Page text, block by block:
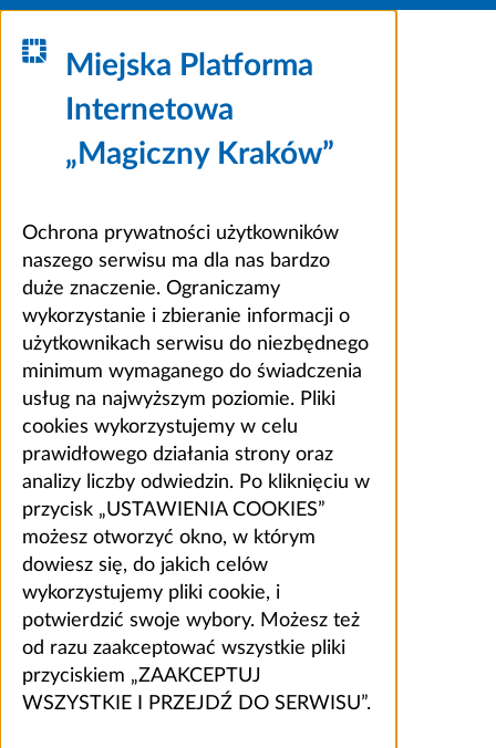
Miejska Platforma
Internetowa
„Magiczny Kraków”
Ochrona prywatności użytkowników
naszego serwisu ma dla nas bardzo
duże znaczenie. Ograniczamy
wykorzystanie i zbieranie informacji o
użytkownikach serwisu do niezbędnego
minimum wymaganego do świadczenia
usług na najwyższym poziomie. Pliki
cookies wykorzystujemy w celu
prawidłowego działania strony oraz
analizy liczby odwiedzin. Po kliknięciu w
przycisk „USTAWIENIA COOKIES”
możesz otworzyć okno, w którym
dowiesz się, do jakich celów
wykorzystujemy pliki cookie, i
potwierdzić swoje wybory. Możesz też
od razu zaakceptować wszystkie pliki
przyciskiem „ZAAKCEPTUJ
WSZYSTKIE I PRZEJDŹ DO SERWISU”.